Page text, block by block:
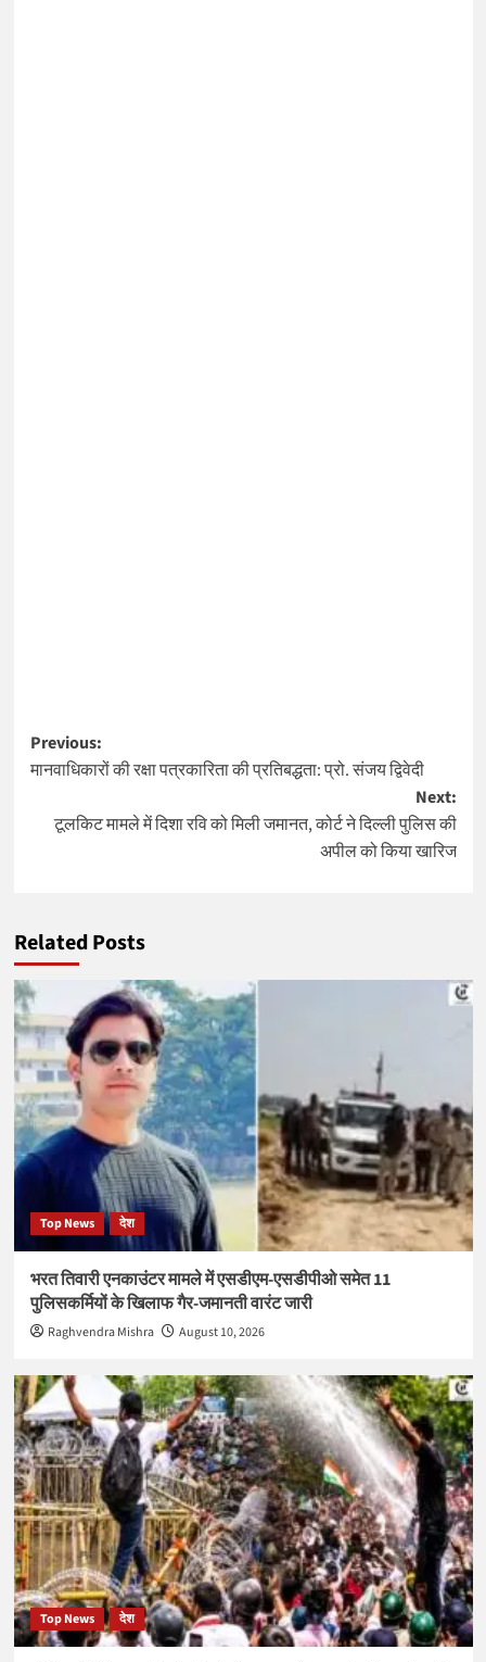
Post
navigation
Previous:
मानवाधिकारों की रक्षा पत्रकारिता की प्रतिबद्धता: प्रो. संजय द्विवेदी
Next:
टूलकिट मामले में दिशा रवि को मिली जमानत, कोर्ट ने दिल्ली पुलिस की
अपील को किया खारिज
Related Posts
Top News देश
भरत तिवारी एनकाउंटर मामले में एसडीएम-एसडीपीओ समेत 11
पुलिसकर्मियों के खिलाफ गैर-जमानती वारंट जारी
Raghvendra Mishra August 10, 2026
Top News देश